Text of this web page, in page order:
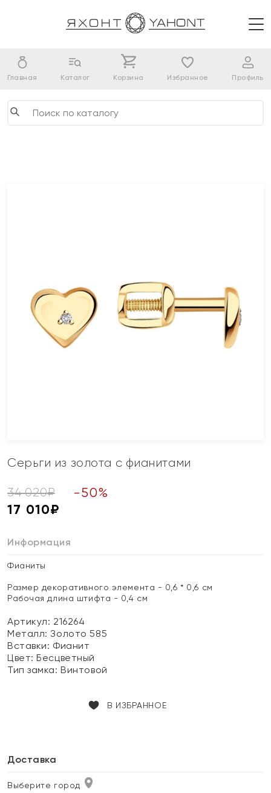
Главная Каталог Корзина Избранное Профиль
Серьги из золота с фианитами
34 020₽ -50%
17 010₽
Информация
Фианиты
Размер декоративного элемента - 0,6 * 0,6 см
Рабочая длина штифта - 0,4 см
Артикул: 216264
Металл:Золото 585
Вставки: Фианит
Цвет:Бесцветный
Тип замка:Винтовой
В ИЗБРАННОЕ
Доставка
Выберите город